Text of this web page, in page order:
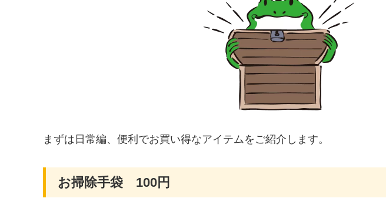
まずは日常編、便利でお買い得なアイテムをご紹介します。
お掃除手袋 100円